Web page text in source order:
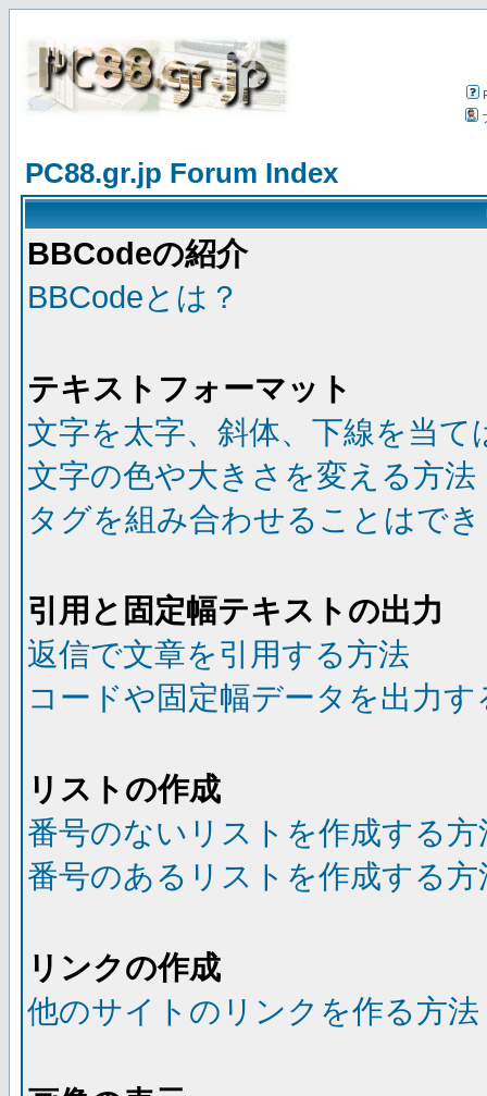
PC88.gr.jp Forum Index
BBCodeの紹介
BBCodeとは？
テキストフォーマット
文字を太字、斜体、下線を当て
文字の色や大きさを変える方法
タグを組み合わせることはで
引用と固定幅テキストの出力
返信で文章を引用する方法
コードや固定幅データを出力す
リストの作成
番号のないリストを作成する方
番号のあるリストを作成する方
リンクの作成
他のサイトのリンクを作る方法